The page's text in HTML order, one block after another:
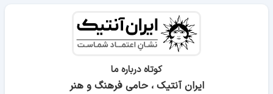
کوتاه درباره ما
ایران آنتیک ، حامی فرهنگ و هنر